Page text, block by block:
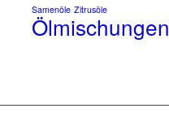
Samenöle Zitrusöle
Ölmischungen